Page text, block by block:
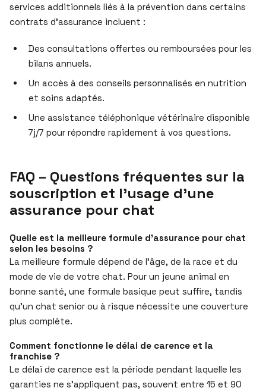
services additionnels liés à la prévention dans certains
contrats d’assurance incluent :
Des consultations offertes ou remboursées pour les
bilans annuels.
Un accès à des conseils personnalisés en nutrition
et soins adaptés.
Une assistance téléphonique vétérinaire disponible
7j/7 pour répondre rapidement à vos questions.
FAQ – Questions fréquentes sur la
souscription et l’usage d’une
assurance pour chat
Quelle est la meilleure formule d’assurance pour chat
selon les besoins ?
La meilleure formule dépend de l’âge, de la race et du
mode de vie de votre chat. Pour un jeune animal en
bonne santé, une formule basique peut suffire, tandis
qu’un chat senior ou à risque nécessite une couverture
plus complète.
Comment fonctionne le délai de carence et la
franchise ?
Le délai de carence est la période pendant laquelle les
garanties ne s’appliquent pas, souvent entre 15 et 90